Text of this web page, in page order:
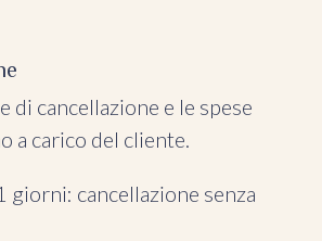
di cancellazione e le spese
a carico del cliente.
giorni: cancellazione senza